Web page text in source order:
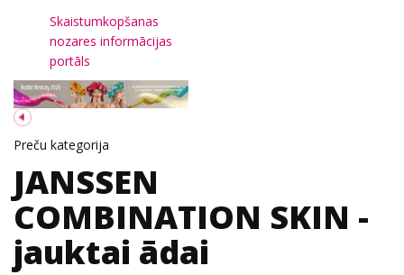
Skaistumkopšanas
nozares informācijas
portāls
Preču kategorija
JANSSEN
COMBINATION SKIN -
jauktai ādai